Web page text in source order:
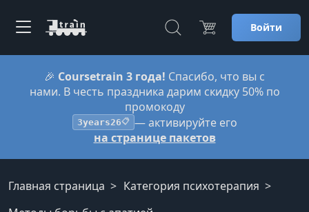
Войти
🎉 Coursetrain 3 года! Спасибо, что вы с
нами. В честь праздника дарим скидку 50% по
промокоду
3years26📋 — активируйте его
на странице пакетов
Главная страница
Категория психотерапия